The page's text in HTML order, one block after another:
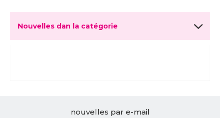
Nouvelles dan la catégorie
nouvelles par e-mail